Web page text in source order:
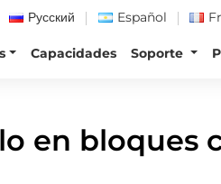
Русский Español
Capacidades Soporte
en bloques